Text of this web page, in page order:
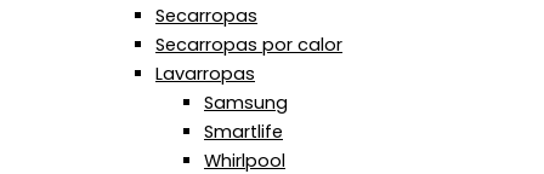
Secarropas
Secarropas por calor
Lavarropas
Samsung
Smartlife
Whirlpool